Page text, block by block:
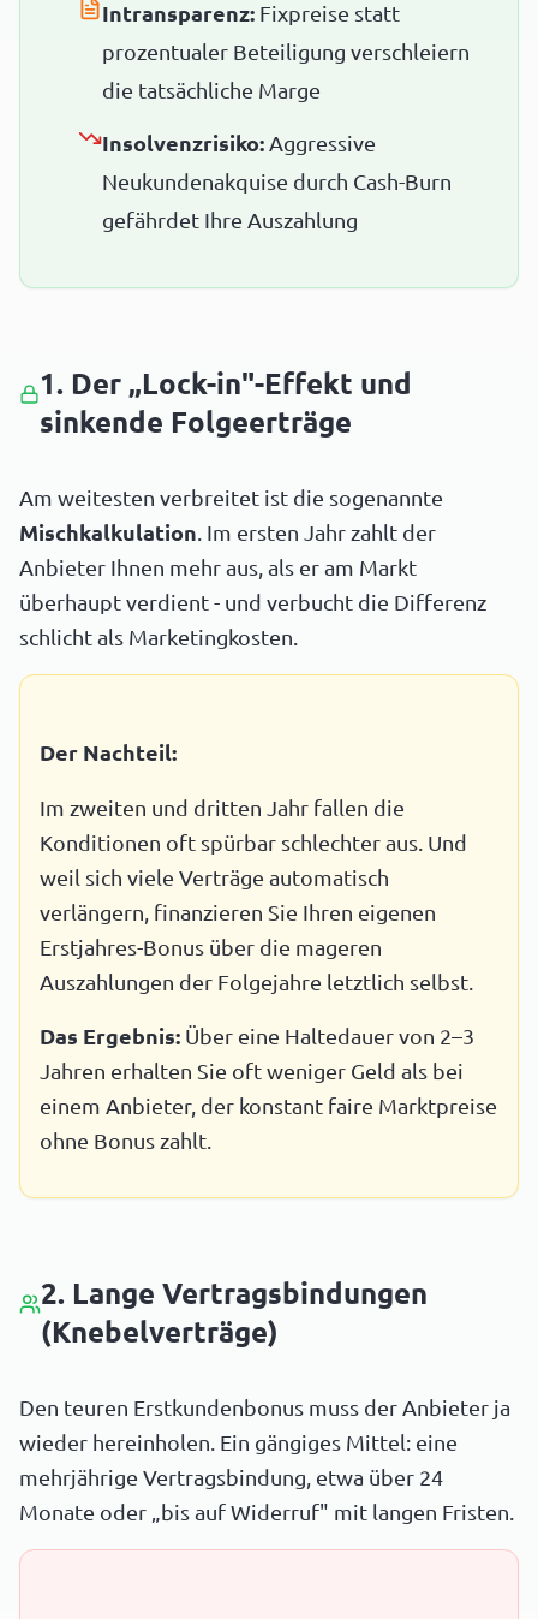
Intransparenz: Fixpreise statt
prozentualer Beteiligung verschleiern
die tatsächliche Marge
Insolvenzrisiko: Aggressive
Neukundenakquise durch Cash-Burn
gefährdet Ihre Auszahlung
1. Der „Lock-in"-Effekt und
sinkende Folgeerträge
Am weitesten verbreitet ist die sogenannte
Mischkalkulation. Im ersten Jahr zahlt der
Anbieter Ihnen mehr aus, als er am Markt
überhaupt verdient - und verbucht die Differenz
schlicht als Marketingkosten.
Der Nachteil:
Im zweiten und dritten Jahr fallen die
Konditionen oft spürbar schlechter aus. Und
weil sich viele Verträge automatisch
verlängern, finanzieren Sie Ihren eigenen
Erstjahres-Bonus über die mageren
Auszahlungen der Folgejahre letztlich selbst.
Das Ergebnis: Über eine Haltedauer von 2–3
Jahren erhalten Sie oft weniger Geld als bei
einem Anbieter, der konstant faire Marktpreise
ohne Bonus zahlt.
2. Lange Vertragsbindungen
(Knebelverträge)
Den teuren Erstkundenbonus muss der Anbieter ja
wieder hereinholen. Ein gängiges Mittel: eine
mehrjährige Vertragsbindung, etwa über 24
Monate oder „bis auf Widerruf" mit langen Fristen.